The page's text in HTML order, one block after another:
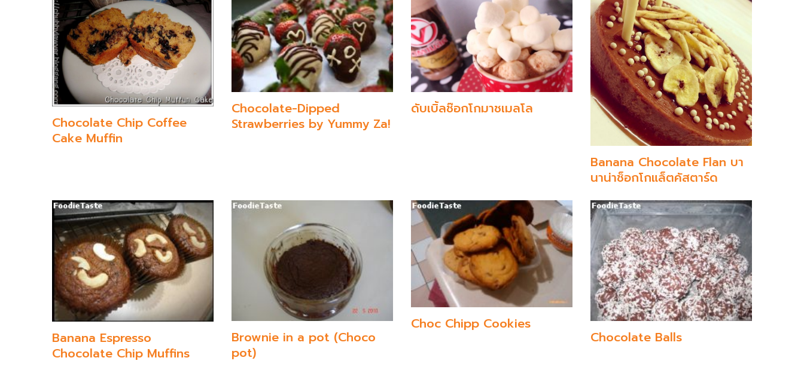
Chocolate Chip Coffee
Cake Muffin
Chocolate-Dipped
Strawberries by Yummy Za!
ดับเบิ้ลช๊อกโกมาชเมลโล
Banana Chocolate Flan บา
นาน่าช็อกโกแล็ตคัสตาร์ด
Banana Espresso
Chocolate Chip Muffins
Brownie in a pot (Choco
pot)
Choc Chipp Cookies
Chocolate Balls